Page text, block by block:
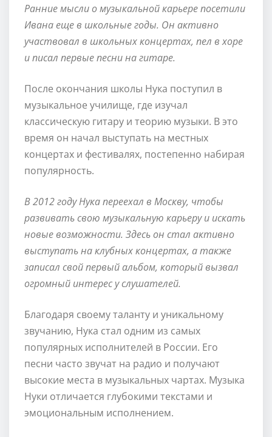
Ранние мысли о музыкальной карьере посетили
Ивана еще в школьные годы. Он активно
участвовал в школьных концертах, пел в хоре
и писал первые песни на гитаре.
После окончания школы Нука поступил в
музыкальное училище, где изучал
классическую гитару и теорию музыки. В это
время он начал выступать на местных
концертах и фестивалях, постепенно набирая
популярность.
В 2012 году Нука переехал в Москву, чтобы
развивать свою музыкальную карьеру и искать
новые возможности. Здесь он стал активно
выступать на клубных концертах, а также
записал свой первый альбом, который вызвал
огромный интерес у слушателей.
Благодаря своему таланту и уникальному
звучанию, Нука стал одним из самых
популярных исполнителей в России. Его
песни часто звучат на радио и получают
высокие места в музыкальных чартах. Музыка
Нуки отличается глубокими текстами и
эмоциональным исполнением.